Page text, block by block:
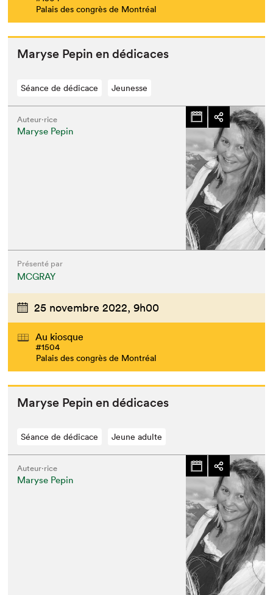
Palais des congrès de Montréal
Maryse Pepin en dédicaces
Séance de dédicace Jeunesse
Auteur·rice
Maryse Pepin
Présenté par
MCGRAY
25 novembre 2022, 9h00
Au kiosque
#1504
Palais des congrès de Montréal
Maryse Pepin en dédicaces
Séance de dédicace Jeune adulte
Auteur·rice
Maryse Pepin